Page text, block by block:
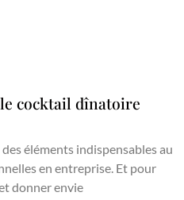
cocktail dînatoire
éléments indispensables au
en entreprise. Et pour
donner envie